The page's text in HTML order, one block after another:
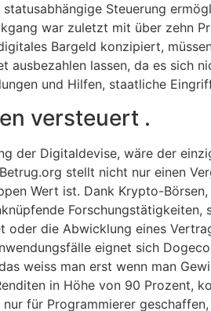
Steuerung
war zuletzt mit über zehn
Bargeld konzipiert,
lassen, da es sich
und Hilfen, staatliche
versteuert .
der Digitaldevise, wäre der
stellt nicht nur einen
Wert ist. Dank Krypto-
Forschungstätigkeiten,
die Abwicklung eines
eignet sich
weiss man erst wenn man
in Höhe von 90 Prozent,
für Programmierer